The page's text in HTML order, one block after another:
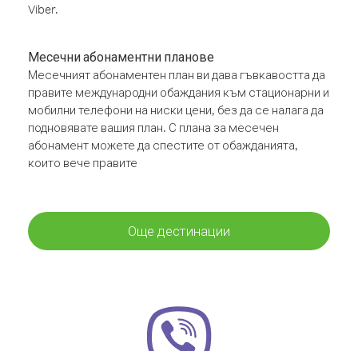
Viber.
Месечни абонаментни планове
Месечният абонаментен план ви дава гъвкавостта да
правите международни обаждания към стационарни и
мобилни телефони на ниски цени, без да се налага да
подновявате вашия план. С плана за месечен
абонамент можете да спестите от обажданията,
които вече правите
Още дестинации